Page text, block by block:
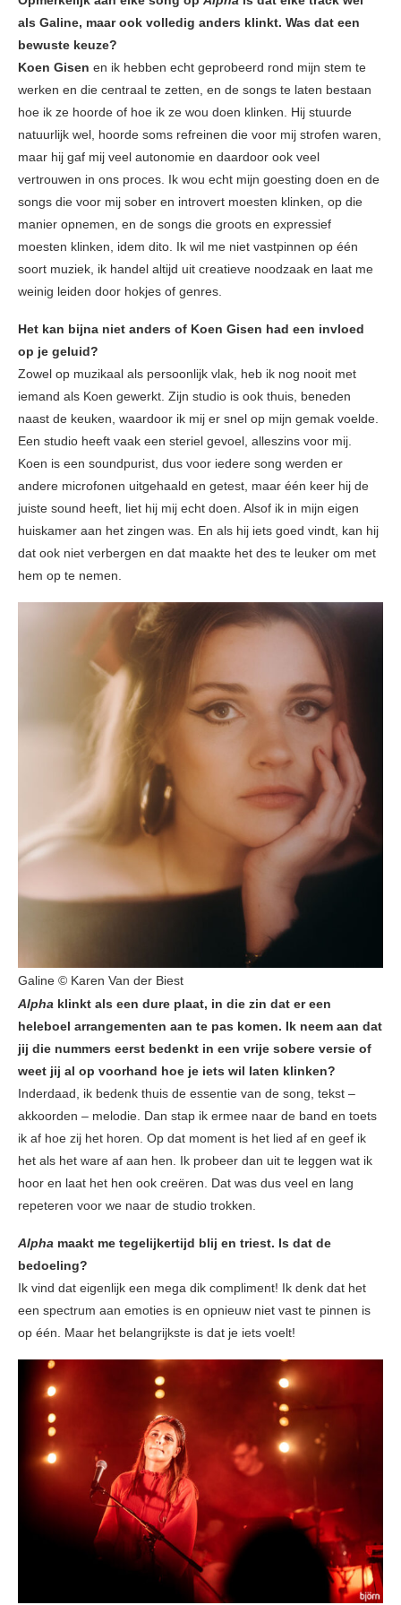
als Galine, maar ook volledig anders klinkt. Was dat een
bewuste keuze?
Koen Gisen en ik hebben echt geprobeerd rond mijn stem te
werken en die centraal te zetten, en de songs te laten bestaan
hoe ik ze hoorde of hoe ik ze wou doen klinken. Hij stuurde
natuurlijk wel, hoorde soms refreinen die voor mij strofen waren,
maar hij gaf mij veel autonomie en daardoor ook veel
vertrouwen in ons proces. Ik wou echt mijn goesting doen en de
songs die voor mij sober en introvert moesten klinken, op die
manier opnemen, en de songs die groots en expressief
moesten klinken, idem dito. Ik wil me niet vastpinnen op één
soort muziek, ik handel altijd uit creatieve noodzaak en laat me
weinig leiden door hokjes of genres.
Het kan bijna niet anders of Koen Gisen had een invloed
op je geluid?
Zowel op muzikaal als persoonlijk vlak, heb ik nog nooit met
iemand als Koen gewerkt. Zijn studio is ook thuis, beneden
naast de keuken, waardoor ik mij er snel op mijn gemak voelde.
Een studio heeft vaak een steriel gevoel, alleszins voor mij.
Koen is een soundpurist, dus voor iedere song werden er
andere microfonen uitgehaald en getest, maar één keer hij de
juiste sound heeft, liet hij mij echt doen. Alsof ik in mijn eigen
huiskamer aan het zingen was. En als hij iets goed vindt, kan hij
dat ook niet verbergen en dat maakte het des te leuker om met
hem op te nemen.
Galine © Karen Van der Biest
Alpha klinkt als een dure plaat, in die zin dat er een
heleboel arrangementen aan te pas komen. Ik neem aan dat
jij die nummers eerst bedenkt in een vrije sobere versie of
weet jij al op voorhand hoe je iets wil laten klinken?
Inderdaad, ik bedenk thuis de essentie van de song, tekst –
akkoorden – melodie. Dan stap ik ermee naar de band en toets
ik af hoe zij het horen. Op dat moment is het lied af en geef ik
het als het ware af aan hen. Ik probeer dan uit te leggen wat ik
hoor en laat het hen ook creëren. Dat was dus veel en lang
repeteren voor we naar de studio trokken.
Alpha maakt me tegelijkertijd blij en triest. Is dat de
bedoeling?
Ik vind dat eigenlijk een mega dik compliment! Ik denk dat het
een spectrum aan emoties is en opnieuw niet vast te pinnen is
op één. Maar het belangrijkste is dat je iets voelt!